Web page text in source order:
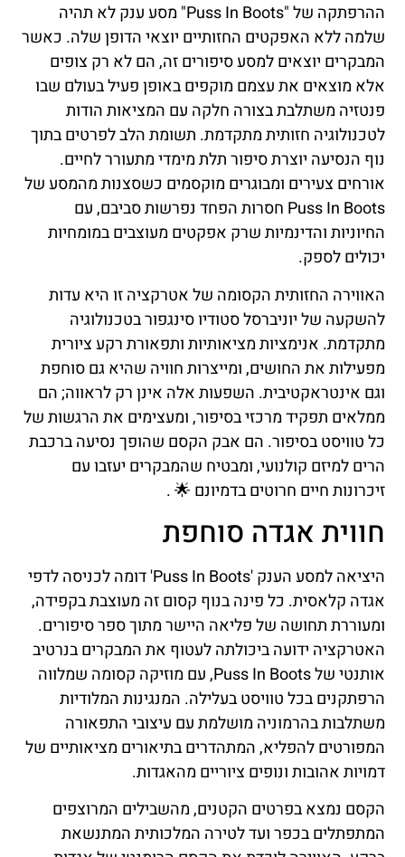
ההרפתקה של "Puss In Boots" מסע ענק לא תהיה
שלמה ללא האפקטים החזותיים יוצאי הדופן שלה. כאשר
המבקרים יוצאים למסע סיפורים זה, הם לא רק צופים
אלא מוצאים את עצמם מוקפים באופן פעיל בעולם שבו
פנטזיה משתלבת בצורה חלקה עם המציאות הודות
לטכנולוגיה חזותית מתקדמת. תשומת הלב לפרטים בתוך
נוף הנסיעה יוצרת סיפור תלת מימדי מתעורר לחיים.
אורחים צעירים ומבוגרים מוקסמים כשסצנות מהמסע של
Puss In Boots חסרות הפחד נפרשות סביבם, עם
החיוניות והדינמיות שרק אפקטים מעוצבים במומחיות
יכולים לספק.
האווירה החזותית הקסומה של אטרקציה זו היא עדות
להשקעה של יוניברסל סטודיו סינגפור בטכנולוגיה
מתקדמת. אנימציות מציאותיות ותפאורת רקע ציורית
מפעילות את החושים, ומייצרות חוויה שהיא גם סוחפת
וגם אינטראקטיבית. השפעות אלה אינן רק לראווה; הם
ממלאים תפקיד מרכזי בסיפור, ומעצימים את הרגשות של
כל טוויסט בסיפור. הם אבק הקסם שהופך נסיעה ברכבת
הרים למיזם קולנועי, ומבטיח שהמבקרים יעזבו עם
זיכרונות חיים חרוטים בדמיונם 🌟 .
חווית אגדה סוחפת
היציאה למסע הענק 'Puss In Boots' דומה לכניסה לדפי
אגדה קלאסית. כל פינה בנוף קסום זה מעוצבת בקפידה,
ומעוררת תחושה של פליאה היישר מתוך ספר סיפורים.
האטרקציה ידועה ביכולתה לעטוף את המבקרים בנרטיב
אותנטי של Puss In Boots, עם מוזיקה קסומה שמלווה
הרפתקנים בכל טוויסט בעלילה. המנגינות המלודיות
משתלבות בהרמוניה מושלמת עם עיצובי התפאורה
המפורטים להפליא, המתהדרים בתיאורים מציאותיים של
דמויות אהובות ונופים ציוריים מהאגדות.
הקסם נמצא בפרטים הקטנים, מהשבילים המרוצפים
המתפתלים בכפר ועד לטירה המלכותית המתנשאת